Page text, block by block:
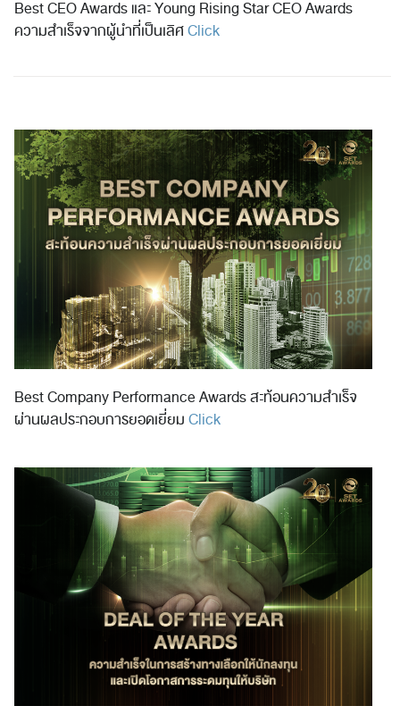
Best CEO Awards และ Young Rising Star CEO Awards
ความสำเร็จจากผู้นำที่เป็นเลิศClick
Best Company Performance Awards สะท้อนความสำเร็จ
ผ่านผลประกอบการยอดเยี่ยมClick